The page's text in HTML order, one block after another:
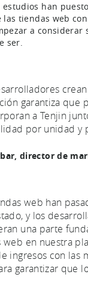
estudios han
las tiendas web
a
ser.
garantiza que
a Tenjin
por unidad y
director de
web han
y los
una parte
web en nuestra
ingresos con las
garantizar que